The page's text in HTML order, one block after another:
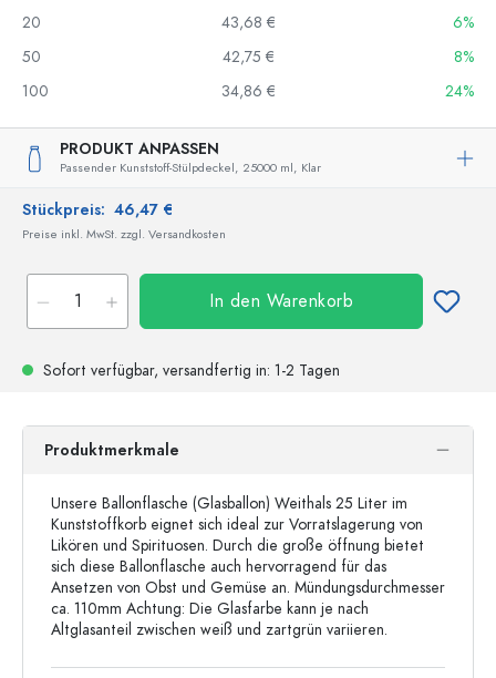
20
43,68 €
6%
50
42,75 €
8%
100
34,86 € 24%
PRODUKT ANPASSEN
Passender Kunststoff-Stülpdeckel, 25000 ml, Klar
Stückpreis: 46,47 €
Preise inkl. MwSt. zzgl. Versandkosten
In den Warenkorb
Sofort verfügbar, versandfertig in: 1-2 Tagen
Produktmerkmale
Unsere Ballonflasche (Glasballon) Weithals 25 Liter im
Kunststoffkorb eignet sich ideal zur Vorratslagerung von
Likören und Spirituosen. Durch die große öffnung bietet
sich diese Ballonflasche auch hervorragend für das
Ansetzen von Obst und Gemüse an. Mündungsdurchmesser
ca. 110mm Achtung: Die Glasfarbe kann je nach
Altglasanteil zwischen weiß und zartgrün variieren.